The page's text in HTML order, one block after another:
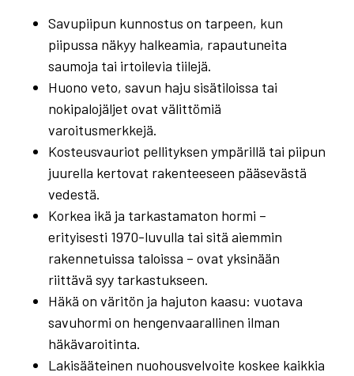
Savupiipun kunnostus on tarpeen, kun
piipussa näkyy halkeamia, rapautuneita
saumoja tai irtoilevia tiilejä.
Huono veto, savun haju sisätiloissa tai
nokipalojäljet ovat välittömiä
varoitusmerkkejä.
Kosteusvauriot pellityksen ympärillä tai piipun
juurella kertovat rakenteeseen pääsevästä
vedestä.
Korkea ikä ja tarkastamaton hormi –
erityisesti 1970-luvulla tai sitä aiemmin
rakennetuissa taloissa – ovat yksinään
riittävä syy tarkastukseen.
Häkä on väritön ja hajuton kaasu: vuotava
savuhormi on hengenvaarallinen ilman
häkävaroitinta.
Lakisääteinen nuohousvelvoite koskee kaikkia